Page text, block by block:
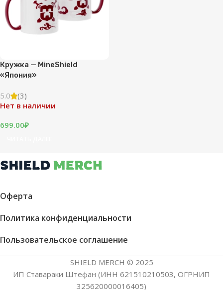
Кружка — MineShield
«Япония»
5.0
(3)
Нет в наличии
699.00₽
Оферта
Политика конфиденциальности
Пользовательское соглашение
SHIELD MERCH © 2025
ИП Ставараки Штефан (ИНН 621510210503, ОГРНИП
325620000016405)